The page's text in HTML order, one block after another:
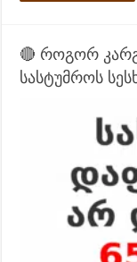
🔴 როგორ
სასტუმროს